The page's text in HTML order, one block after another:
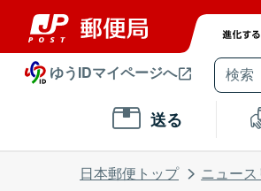
ゆうIDマイページへ
送る
日本郵便トップ ニュー